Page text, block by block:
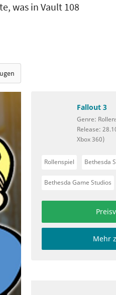
was in Vault 108
Fallout 3
Genre:
Release:
Xbox 360)
Rollenspiel Bethesda
Bethesda Game Studios
Mehr